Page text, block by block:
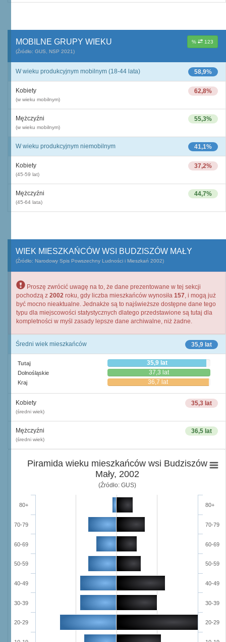
% 123
MOBILNE GRUPY WIEKU
(Źródło: GUS, NSP 2021)
58,9%
W wieku produkcyjnym mobilnym (18-44 lata)
62,8%
Kobiety
(w wieku mobilnym)
55,3%
Mężczyźni
(w wieku mobilnym)
41,1%
W wieku produkcyjnym niemobilnym
37,2%
Kobiety
(45-59 lat)
44,7%
Mężczyźni
(45-64 lata)
WIEK MIESZKAŃCÓW WSI BUDZISZÓW MAŁY
(Źródło: Narodowy Spis Powszechny Ludności i Mieszkań 2002)
Proszę zwrócić uwagę na to, że dane prezentowane w tej sekcji
pochodzą z 2002 roku, gdy liczba mieszkańców wynosiła 157, i mogą już
być mocno nieaktualne. Jednakże są to najświeższe dostępne dane tego
typu dla miejscowości statystycznych dlatego przedstawione są tutaj dla
kompletności w myśl zasady lepsze dane archiwalne, niż żadne.
35,9 lat
Średni wiek mieszkańców
Tutaj 35,9 lat
Dolnośląskie 37,3 lat
Kraj 36,7 lat
35,3 lat
Kobiety
(średni wiek)
36,5 lat
Mężczyźni
(średni wiek)
Piramida wieku mieszkańców wsi Budziszów
Mały, 2002
(Źródło: GUS)
20-29
30-39
40-49
50-59
60-69
70-79
80+
20-29
30-39
40-49
50-59
60-69
70-79
80+